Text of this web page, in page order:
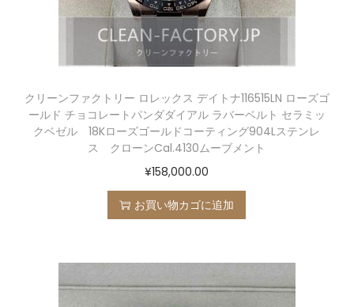
クリーンファクトリー ロレックス デイトナ116515LN ローズゴ
ールド チョコレートパンダダイアル ラバーベルト セラミッ
クベゼル 18Kローズゴールドコーティング904Lステンレ
ス クローンCal.4130ムーブメント
¥158,000.00
お買い物カゴに追加